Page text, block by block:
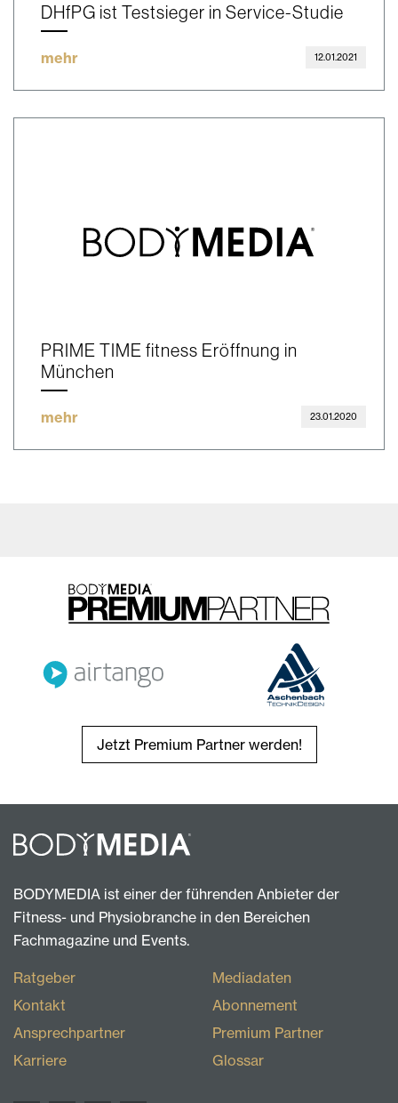
DHfPG ist Testsieger in Service-Studie
mehr 12.01.2021
PRIME TIME fitness Eröffnung in
München
mehr 23.01.2020
Jetzt Premium Partner werden!
BODYMEDIA ist einer der führenden Anbieter der
Fitness- und Physiobranche in den Bereichen
Fachmagazine und Events.
Ratgeber
Kontakt
Ansprechpartner
Karriere
Mediadaten
Abonnement
Premium Partner
Glossar